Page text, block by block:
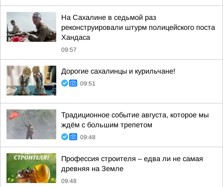
На Сахалине в седьмой раз
реконструировали штурм полицейского поста
Хандаса
09:57
Дорогие сахалинцы и курильчане!
09:51
Традиционное событие августа, которое мы
ждём с большим трепетом
09:48
Профессия строителя – едва ли не самая
древняя на Земле
09:48